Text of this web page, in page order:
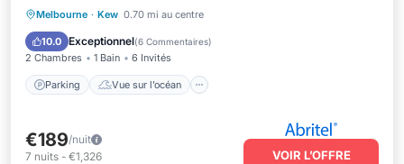
Melbourne · Kew 0.70 mi au centre
10.0 Exceptionnel(6 Commentaires)
2 Chambres 1 Bain 6 Invités
Parking Vue sur l’océan
Parking
Vue sur l’océan
Balcon/Terrasse
Vue
€189/nuit
7 nuits - €1,326 VOIR L’OFFRE